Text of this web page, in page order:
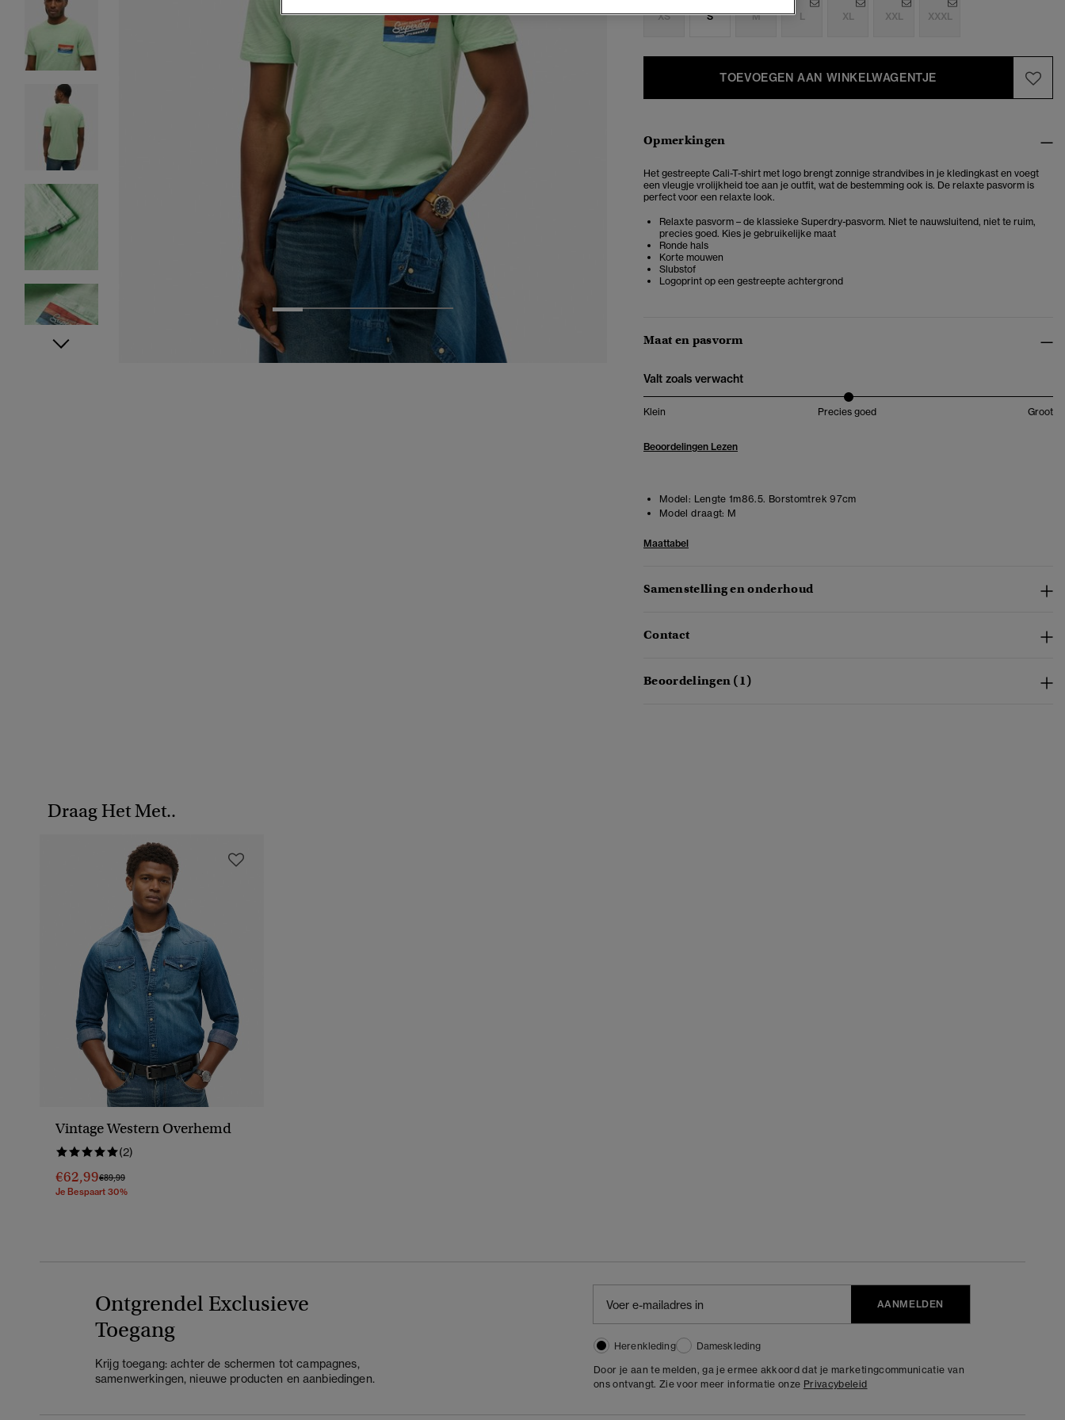
4 5 6
XS S M L XL XXL XXXL
TOEVOEGEN AAN WINKELWAGENTJE
Opmerkingen
Het gestreepte Cali-T-shirt met logo brengt zonnige strandvibes in je kledingkast en voegt
een vleugje vrolijkheid toe aan je outfit, wat de bestemming ook is. De relaxte pasvorm is
perfect voor een relaxte look.
Relaxte pasvorm – de klassieke Superdry-pasvorm. Niet te nauwsluitend, niet te ruim,
precies goed. Kies je gebruikelijke maat
Ronde hals
Korte mouwen
Slubstof
Logoprint op een gestreepte achtergrond
Maat en pasvorm
Valt zoals verwacht
Klein Precies goed Groot
Beoordelingen Lezen
Model: Lengte 1m86.5. Borstomtrek 97cm
Model draagt: M
Maattabel
Samenstelling en onderhoud
Contact
Beoordelingen (1)
Draag Het Met..
Vintage Western Overhemd
(2)
€62,99Prijs Verlaagd Van
€89,99Naar
Je Bespaart 30%
Ontgrendel Exclusieve
Toegang
Krijg toegang: achter de schermen tot campagnes,
samenwerkingen, nieuwe producten en aanbiedingen.
AANMELDEN
Herenkleding
Dameskleding
Door je aan te melden, ga je ermee akkoord dat je marketingcommunicatie van
ons ontvangt. Zie voor meer informatie onze Privacybeleid